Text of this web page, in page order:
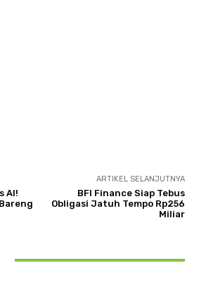
AI!
ARTIKEL SELANJUTNYA
BFI Finance Siap Tebus
Obligasi Jatuh Tempo Rp256
Miliar